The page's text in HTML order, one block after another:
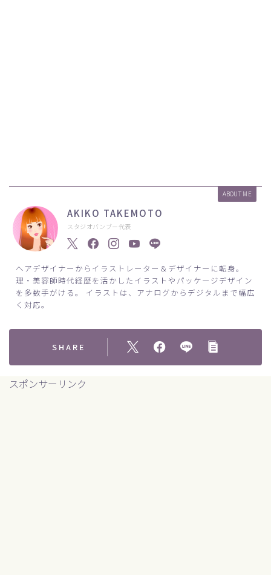
ABOUT ME
AKIKO TAKEMOTO
スタジオバンブー代表
ヘアデザイナーからイラストレーター＆デザイナーに転身。
理・美容師時代経歴を活かしたイラストやパッケージデザイン
を多数手がける。 イラストは、アナログからデジタルまで幅広
く対応。
SHARE
スポンサーリンク